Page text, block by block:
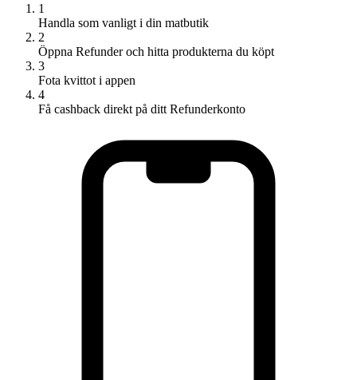
1
Handla som vanligt i din matbutik
2
Öppna Refunder och hitta produkterna du köpt
3
Fota kvittot i appen
4
Få cashback direkt på ditt Refunderkonto